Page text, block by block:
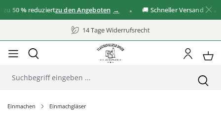
50 %reduziertzu den Angeboten 🚚 Schneller Versand
14 Tage Widerrufsrecht
Einmachen Einmachgläser